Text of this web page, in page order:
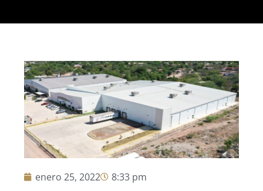
enero 25, 2022
8:33 pm